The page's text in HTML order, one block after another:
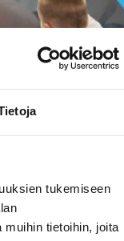
tukemiseen
tietoihin, joita